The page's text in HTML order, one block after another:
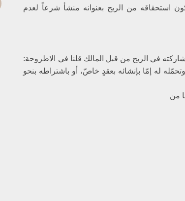
استحقاقه من الربح بعنوانه منشأ شرعاً لعدم
في الربح من قبل المالك قلنا في الاطروحة:
له إمّا بإنشائه بعقدٍ خاصّ، أو باشتراطه بنحو
من‏